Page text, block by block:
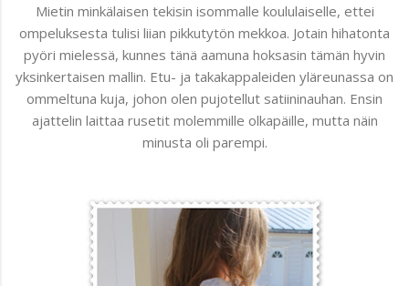
Mietin minkälaisen tekisin isommalle koululaiselle, ettei
ompeluksesta tulisi liian pikkutytön mekkoa. Jotain hihatonta
pyöri mielessä, kunnes tänä aamuna hoksasin tämän hyvin
yksinkertaisen mallin. Etu- ja takakappaleiden yläreunassa on
ommeltuna kuja, johon olen pujotellut satiininauhan. Ensin
ajattelin laittaa rusetit molemmille olkapäille, mutta näin
minusta oli parempi.